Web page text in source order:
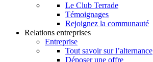
Le Club Terrade
Témoignages
Rejoignez la communauté
Relations entreprises
Entreprise
Tout savoir sur l’alternance
Déposer une offre